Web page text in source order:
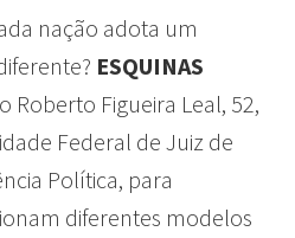
nação adota um
ESQUINAS
Roberto Figueira Leal, 52,
Federal de Juiz de
Política, para
diferentes modelos